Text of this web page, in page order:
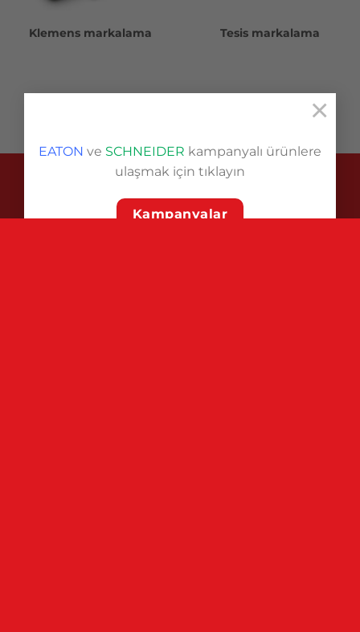
EATON ve SCHNEIDER kampanyalı ürünlere
ulaşmak için tıklayın
Kampanyalar
×
Klemens markalama Tesis markalama
Copyright 2026 ©Pınar Elektrik